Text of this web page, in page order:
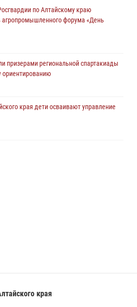
встречу с юными пограничниками
Алтайскому краю провело для детей
охраны Росгвардии по
по Алтайскому краю
агропромышленного форума «День
призерами региональной спартакиады
ориентированию
края дети осваивают управление
края